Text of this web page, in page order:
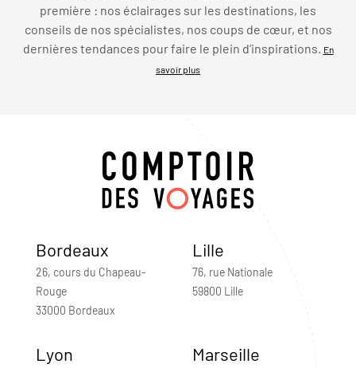
première : nos éclairages sur les destinations, les
conseils de nos spécialistes, nos coups de cœur, et nos
dernières tendances pour faire le plein d’inspirations. En
savoir plus
Bordeaux
26, cours du Chapeau-
Rouge
33000 Bordeaux
Lille
76, rue Nationale
59800 Lille
Lyon Marseille